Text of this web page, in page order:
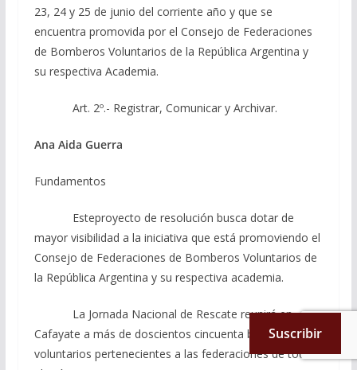
23, 24 y 25 de junio del corriente año y que se
encuentra promovida por el Consejo de Federaciones
de Bomberos Voluntarios de la República Argentina y
su respectiva Academia.
Art. 2º.- Registrar, Comunicar y Archivar.
Ana Aida Guerra
Fundamentos
Esteproyecto de resolución busca dotar de
mayor visibilidad a la iniciativa que está promoviendo el
Consejo de Federaciones de Bomberos Voluntarios de
la República Argentina y su respectiva academia.
La Jornada Nacional de Rescate reunirá en
Cafayate a más de doscientos cincuenta bomberos
voluntarios pertenecientes a las federaciones de todo
Suscribir